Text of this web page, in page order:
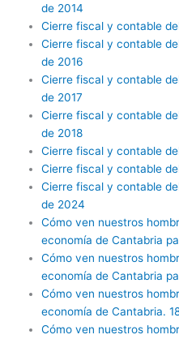
de 2014
Cierre fiscal y contable
Cierre fiscal y contable
de 2016
Cierre fiscal y contable
de 2017
Cierre fiscal y contable
de 2018
Cierre fiscal y contable
Cierre fiscal y contable
Cierre fiscal y contable
de 2024
Cómo ven nuestros
economía de Cantabria
Cómo ven nuestros
economía de Cantabria
Cómo ven nuestros
economía de Cantabria.
Cómo ven nuestros